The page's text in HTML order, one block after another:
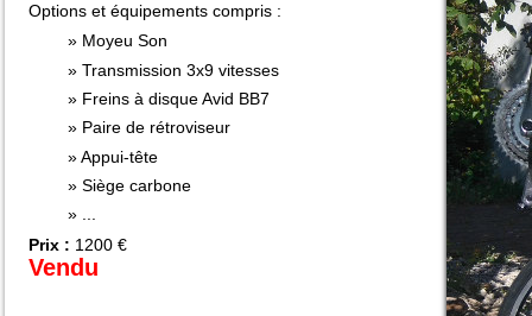
Options et équipements compris :
Moyeu Son
Transmission 3x9 vitesses
Freins à disque Avid BB7
Paire de rétroviseur
Appui-tête
Siège carbone
...
Prix : 1200 €
Vendu